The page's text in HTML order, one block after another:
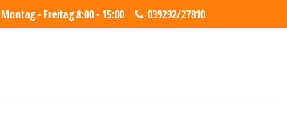
Montag - Freitag 8:00 - 15:00 039292/27810